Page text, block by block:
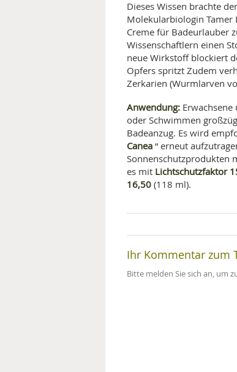
WISSENSCHAFT
Dieses Wissen brachte
Molekularbiologin Tamer
Creme für Badeurlauber
Wissenschaftlern einen
neue Wirkstoff blockiert
Opfers spritzt Zudem
Zerkarien (Wurmlarven
Anwendung:
oder Schwimmen
Badeanzug. Es wird
Canea “ erneut
Sonnenschutzprodukten
es mit Lichtschutzfaktor
16,50 (118 ml).
Ihr Kommentar zum
Bitte melden Sie sich an, um